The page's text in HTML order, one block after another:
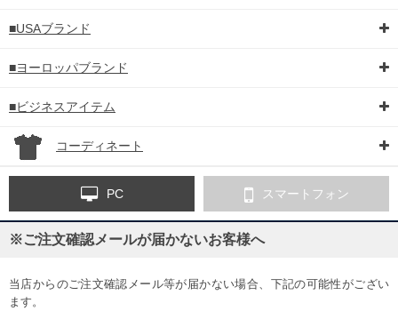
■USAブランド
■ヨーロッパブランド
■ビジネスアイテム
コーディネート
PC スマートフォン
※ご注文確認メールが届かないお客様へ
当店からのご注文確認メール等が届かない場合、下記の可能性がござい
ます。